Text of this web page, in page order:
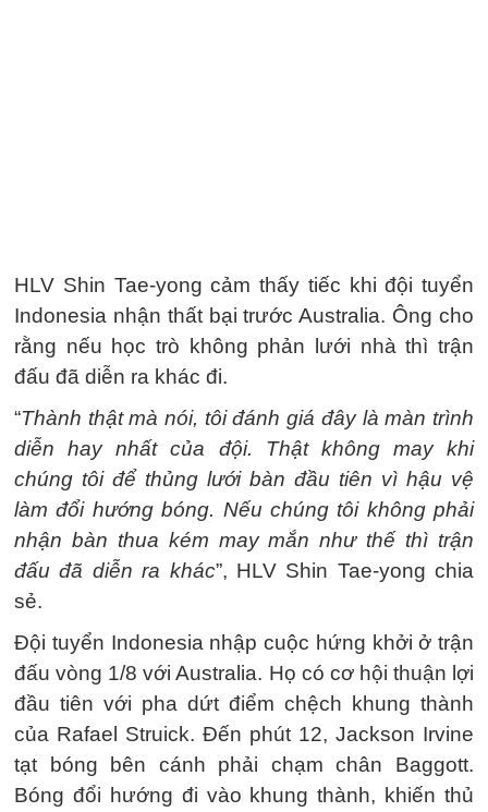
HLV Shin Tae-yong cảm thấy tiếc khi đội tuyển
Indonesia nhận thất bại trước Australia. Ông cho
rằng nếu học trò không phản lưới nhà thì trận
đấu đã diễn ra khác đi.
“Thành thật mà nói, tôi đánh giá đây là màn trình
diễn hay nhất của đội. Thật không may khi
chúng tôi để thủng lưới bàn đầu tiên vì hậu vệ
làm đổi hướng bóng. Nếu chúng tôi không phải
nhận bàn thua kém may mắn như thế thì trận
đấu đã diễn ra khác”, HLV Shin Tae-yong chia
sẻ.
Đội tuyển Indonesia nhập cuộc hứng khởi ở trận
đấu vòng 1/8 với Australia. Họ có cơ hội thuận lợi
đầu tiên với pha dứt điểm chệch khung thành
của Rafael Struick. Đến phút 12, Jackson Irvine
tạt bóng bên cánh phải chạm chân Baggott.
Bóng đổi hướng đi vào khung thành, khiến thủ